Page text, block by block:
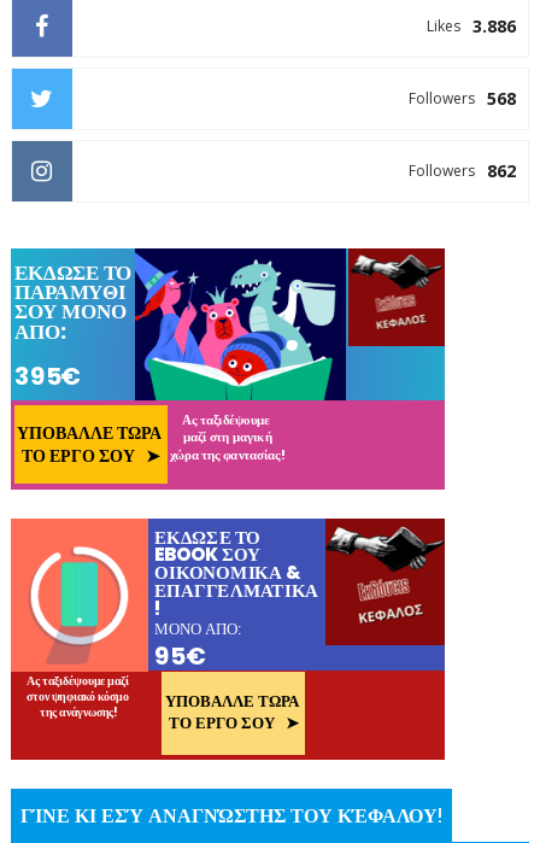
3.886
Likes
568
Followers
862
Followers
ΓΊΝΕ ΚΙ ΕΣΎ ΑΝΑΓΝΏΣΤΗΣ ΤΟΥ ΚΈΦΑΛΟΥ!